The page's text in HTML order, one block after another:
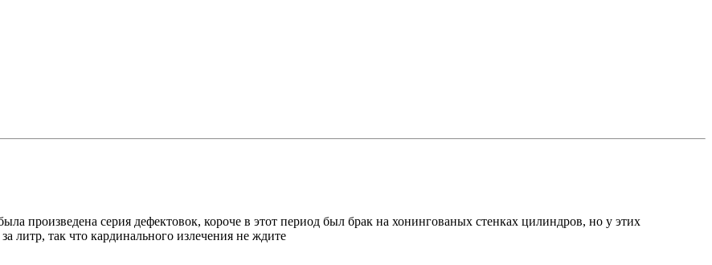
произведена серия дефектовок, короче в этот период был брак на хонингованых стенках цилиндров, но у этих
литр, так что кардинального излечения не ждите